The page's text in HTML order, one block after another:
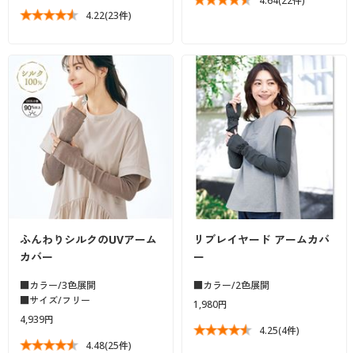
4.22(23件)
ふんわりシルクのUVアーム
カバー
■カラー/3色展開
■サイズ/フリー
4,939円
4.48(25件)
リブレイヤード アームカバ
ー
■カラー/2色展開
1,980円
4.25(4件)